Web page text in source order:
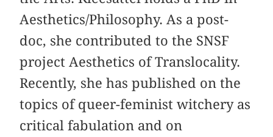
Aesthetics/Philosophy. As a post-
doc, she contributed to the SNSF
project Aesthetics of Translocality.
Recently, she has published on the
topics of queer-feminist witchery as
critical fabulation and on